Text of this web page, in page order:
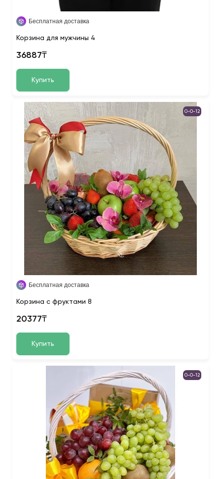
Бесплатная доставка
Корзина для мужчины 4
36887₸
Купить
0-0-12
Бесплатная доставка
Корзина с фруктами 8
20377₸
Купить
0-0-12